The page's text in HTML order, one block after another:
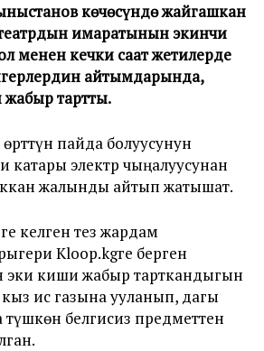
көчөсүндө жайгашкан
имаратынын экинчи
менен кечки саат жетилерде
айтымдарында,
тартты.
пайда болуусунун
катары электр чыңалуусунан
жалынды айтып жатышат.
келген тез жардам
Kloop.kgге берген
эки киши жабыр тарткандыгын
ис газына ууланып, дагы
белгисиз предметтен